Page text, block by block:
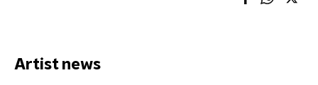
Artist news